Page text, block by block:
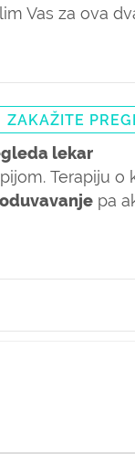
Vas za ova
ZAKAŽITE
lekar
Terapiju o
pa